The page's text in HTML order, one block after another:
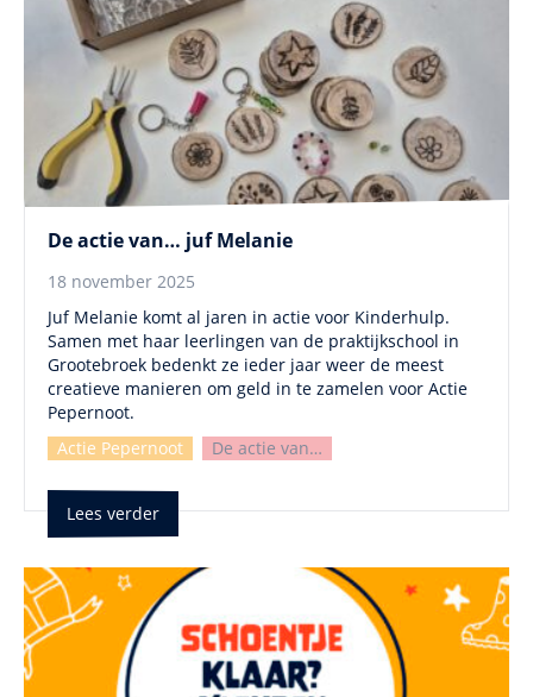
De actie van… juf Melanie
18 november 2025
Juf Melanie komt al jaren in actie voor Kinderhulp.
Samen met haar leerlingen van de praktijkschool in
Grootebroek bedenkt ze ieder jaar weer de meest
creatieve manieren om geld in te zamelen voor Actie
Pepernoot.
Actie Pepernoot
De actie van…
Lees verder